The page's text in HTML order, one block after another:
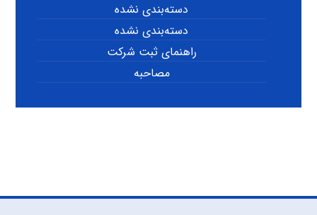
دسته‌بندی نشده
دسته‌بندی نشده
راهنمای ثبت شرکت
مصاحبه